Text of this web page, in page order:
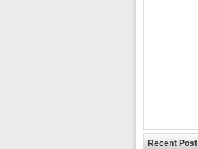
Recent Post